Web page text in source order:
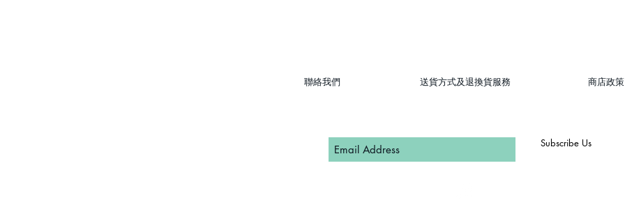
聯絡我們 送貨方式及退換貨服務 商店政策
Subscribe Us